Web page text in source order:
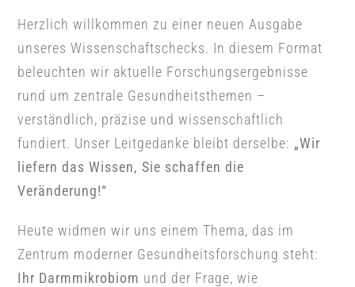
Herzlich willkommen zu einer neuen Ausgabe
unseres Wissenschaftschecks. In diesem Format
beleuchten wir aktuelle Forschungsergebnisse
rund um zentrale Gesundheitsthemen –
verständlich, präzise und wissenschaftlich
fundiert. Unser Leitgedanke bleibt derselbe: „Wir
liefern das Wissen, Sie schaffen die
Veränderung!“
Heute widmen wir uns einem Thema, das im
Zentrum moderner Gesundheitsforschung steht:
Ihr Darmmikrobiom und der Frage, wie